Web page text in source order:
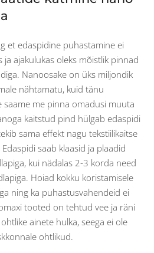
et edaspidine puhastamine ei
ja ajakulukas oleks mõistlik pinnad
Nanoosake on üks miljondik
nähtamatu, kuid tänu
saame me pinna omadusi muuta
kaitstud pind hülgab edaspidi
sama effekt nagu tekstiilikaitse
saab klaasid ja plaadid
kui nädalas 2-3 korda need
Hoiad kokku koristamisele
ning ka puhastusvahendeid ei
tooted on tehtud vee ja räni
ainete hulka, seega ei ole
ohtlikud.